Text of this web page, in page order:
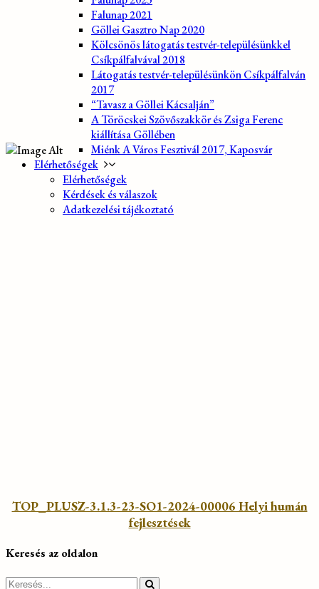
Falunap 2021
Göllei Gasztro Nap 2020
Kölcsönös látogatás testvér-településünkkel
Csíkpálfalvával 2018
Látogatás testvér-településünkön Csíkpálfalván
2017
“Tavasz a Göllei Kácsalján”
A Töröcskei Szövőszakkör és Zsiga Ferenc
kiállítása Göllében
Miénk A Város Fesztivál 2017, Kaposvár
Elérhetőségek
Elérhetőségek
Kérdések és válaszok
Adatkezelési tájékoztató
TOP_PLUSZ-3.1.3-23-SO1-2024-00006 Helyi humán
fejlesztések
Keresés az oldalon
Search